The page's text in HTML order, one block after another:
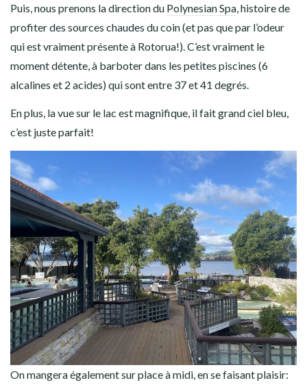
Puis, nous prenons la direction du Polynesian Spa, histoire de
profiter des sources chaudes du coin (et pas que par l’odeur
qui est vraiment présente à Rotorua!). C’est vraiment le
moment détente, à barboter dans les petites piscines (6
alcalines et 2 acides) qui sont entre 37 et 41 degrés.
En plus, la vue sur le lac est magnifique, il fait grand ciel bleu,
c’est juste parfait!
On mangera également sur place à midi, en se faisant plaisir: